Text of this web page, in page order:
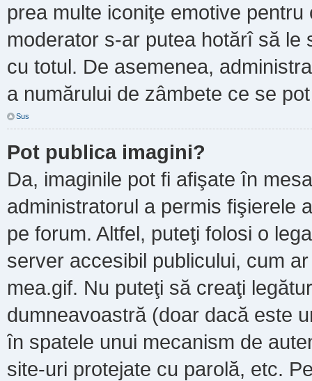
prea multe iconiţe emotive
moderator s-ar putea hotărî să
cu totul. De asemenea,
a numărului de zâmbete ce se
Sus
Pot publica imagini?
Da, imaginile pot fi afişate în
administratorul a permis fişierele
pe forum. Altfel, puteţi folosi o
server accesibil publicului, cum
mea.gif. Nu puteţi să creaţi
dumneavoastră (doar dacă este
în spatele unui mecanism de
site-uri protejate cu parolă, etc.